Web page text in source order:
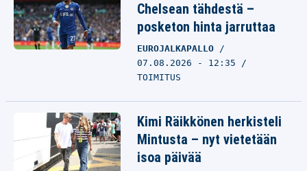
Chelsean tähdestä –
posketon hinta jarruttaa
EUROJALKAPALLO
07.08.2026 - 12:35
TOIMITUS
Kimi Räikkönen herkisteli
Mintusta – nyt vietetään
isoa päivää